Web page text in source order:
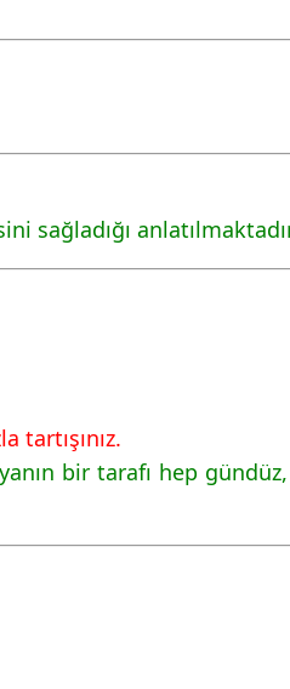
sağladığı
tartışınız.
bir tarafı hep